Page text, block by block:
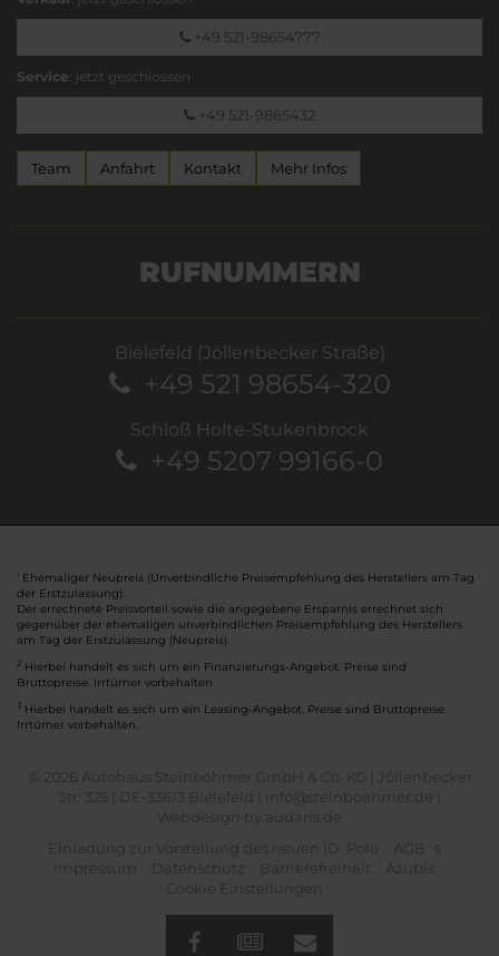
+49 521-98654777
Service: jetzt geschlossen
+49 521-9865432
Team Anfahrt Kontakt Mehr Infos
RUFNUMMERN
Bielefeld (Jöllenbecker Straße)
+49 521 98654-320
Schloß Holte-Stukenbrock
+49 5207 99166-0
Ehemaliger Neupreis (Unverbindliche Preisempfehlung des Herstellers am Tag
der Erstzulassung).
Der errechnete Preisvorteil sowie die angegebene Ersparnis errechnet sich
gegenüber der ehemaligen unverbindlichen Preisempfehlung des Herstellers
am Tag der Erstzulassung (Neupreis).
2 Hierbei handelt es sich um ein Finanzierungs-Angebot. Preise sind
Bruttopreise. Irrtümer vorbehalten.
3 Hierbei handelt es sich um ein Leasing-Angebot. Preise sind Bruttopreise.
Irrtümer vorbehalten.
© 2026 Autohaus Steinböhmer GmbH & Co. KG | Jöllenbecker
Str. 325 | DE-33613 Bielefeld | info@steinboehmer.de |
Webdesign by audaris.de
Einladung zur Vorstellung des neuen ID. Polo
AGB´s
Impressum
Datenschutz Barrierefreiheit
Azubis
Cookie Einstellungen